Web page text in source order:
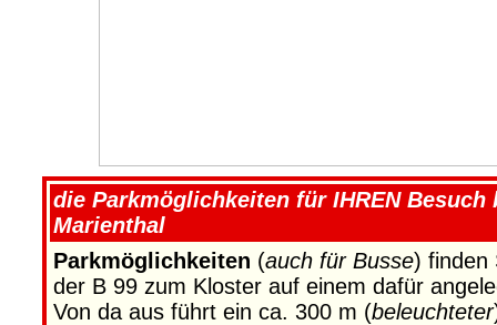
die Parkmöglichkeiten für IHREN Besuch
Marienthal
Parkmöglichkeiten (auch für Busse) finden
der B 99 zum Kloster auf einem dafür
Von da aus führt ein ca. 300 m (beleuchteter